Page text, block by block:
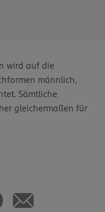
wird auf die
männlich,
Sämtliche
gleichermaßen für